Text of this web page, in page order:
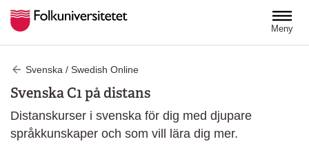
Meny
Svenska / Swedish Online
Svenska C1 på distans
Distanskurser i svenska för dig med djupare
språkkunskaper och som vill lära dig mer.